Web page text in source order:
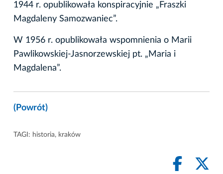
1944 r. opublikowała konspiracyjnie „Fraszki
Magdaleny Samozwaniec”.
W 1956 r. opublikowała wspomnienia o Marii
Pawlikowskiej-Jasnorzewskiej pt. „Maria i
Magdalena”.
(Powrót)
TAGI: historia, kraków